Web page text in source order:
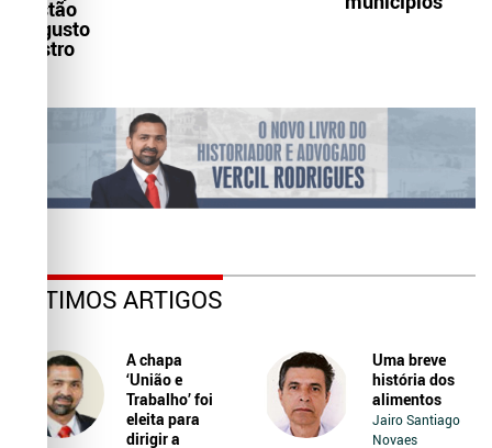
gestão
Augusto
Castro
ÚLTIMOS ARTIGOS
A chapa
‘União e
Trabalho’ foi
eleita para
dirigir a
Uma breve
história dos
alimentos
Jairo Santiago
Novaes